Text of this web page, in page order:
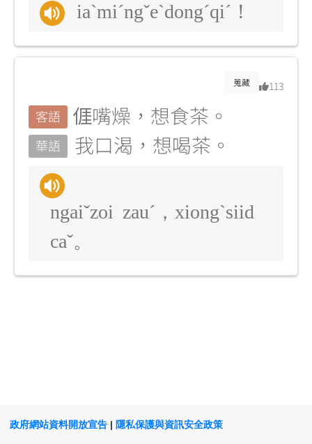
iaˋmiˊngˇeˋdongˊqiˊ！
蒐藏 113
客語 𠊎嘴燥，想食茶。
華語 我口渴，想喝茶。
ngaiˇzoi zauˊ，xiongˋsiid
caˇ。
政府網站資料開放宣告 | 隱私保護與資訊安全政策